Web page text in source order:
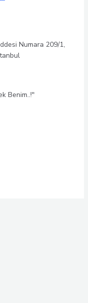
Numara 209/1,
Benim..!"